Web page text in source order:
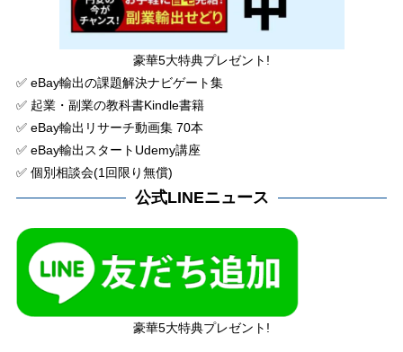
豪華5大特典プレゼント!
✅ eBay輸出の課題解決ナビゲート集
✅ 起業・副業の教科書Kindle書籍
✅ eBay輸出リサーチ動画集 70本
✅ eBay輸出スタートUdemy講座
✅ 個別相談会(1回限り無償)
公式LINEニュース
豪華5大特典プレゼント!